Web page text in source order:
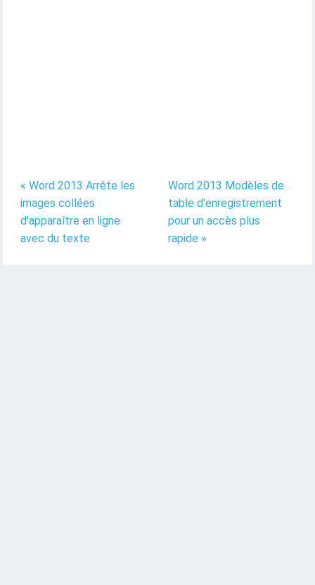
« Word 2013 Arrête les
images collées
d'apparaître en ligne
avec du texte
Word 2013 Modèles de
table d'enregistrement
pour un accès plus
rapide »